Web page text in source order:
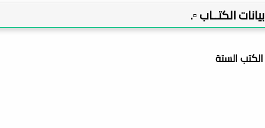
الكتــاب ▫️.
الستة